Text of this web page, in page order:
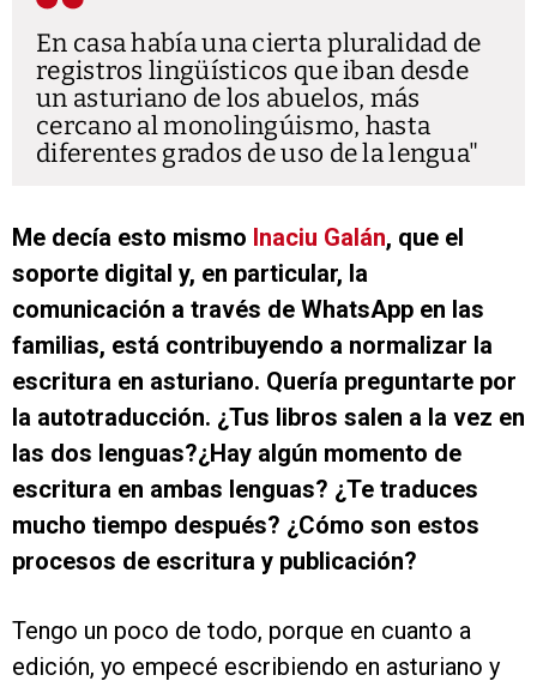
En casa había una cierta pluralidad de
registros lingüísticos que iban desde
un asturiano de los abuelos, más
cercano al monolingúismo, hasta
diferentes grados de uso de la lengua
Me decía esto mismo Inaciu Galán, que el
soporte digital y, en particular, la
comunicación a través de WhatsApp en las
familias, está contribuyendo a normalizar la
escritura en asturiano. Quería preguntarte por
la autotraducción. ¿Tus libros salen a la vez en
las dos lenguas?¿Hay algún momento de
escritura en ambas lenguas? ¿Te traduces
mucho tiempo después? ¿Cómo son estos
procesos de escritura y publicación?
Tengo un poco de todo, porque en cuanto a
edición, yo empecé escribiendo en asturiano y